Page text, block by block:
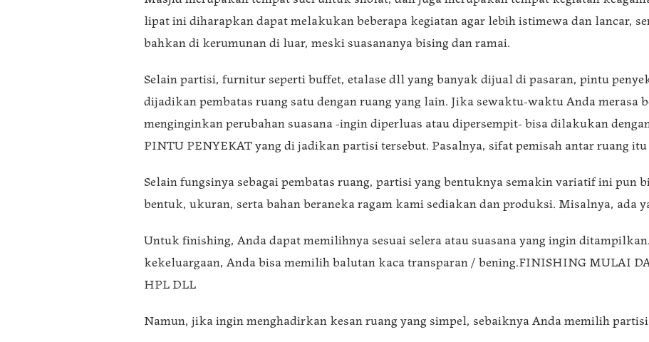
lipat ini diharapkan dapat melakukan beberapa kegiatan agar lebih istimewa dan lancar,
bahkan di kerumunan di luar, meski suasananya bising dan ramai.
Selain partisi, furnitur seperti buffet, etalase dll yang banyak dijual di pasaran, pintu
dijadikan pembatas ruang satu dengan ruang yang lain. Jika sewaktu-waktu Anda merasa
menginginkan perubahan suasana -ingin diperluas atau dipersempit- bisa dilakukan
PINTU PENYEKAT yang di jadikan partisi tersebut. Pasalnya, sifat pemisah antar ruang itu
Selain fungsinya sebagai pembatas ruang, partisi yang bentuknya semakin variatif ini pun
bentuk, ukuran, serta bahan beraneka ragam kami sediakan dan produksi. Misalnya, ada
Untuk finishing, Anda dapat memilihnya sesuai selera atau suasana yang ingin
kekeluargaan, Anda bisa memilih balutan kaca transparan / bening.FINISHING MULAI
HPL DLL
Namun, jika ingin menghadirkan kesan ruang yang simpel, sebaiknya Anda memilih